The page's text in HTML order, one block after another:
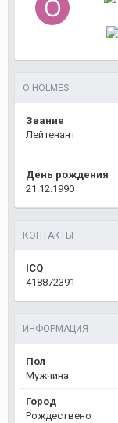
О HOLMES
Звание
Лейтенант
День рождения
21.12.1990
КОНТАКТЫ
ICQ
418872391
ИНФОРМАЦИЯ
Пол
Мужчина
Город
Рождествено